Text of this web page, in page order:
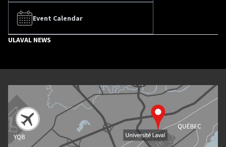
Event Calendar
ULAVAL NEWS